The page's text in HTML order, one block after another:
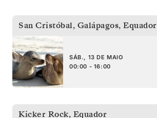
San Cristóbal, Galápagos, Equador
SÁB., 13 DE MAIO
00:00 - 16:00
Kicker Rock, Equador